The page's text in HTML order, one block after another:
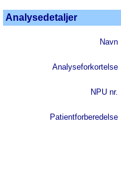
Analysedetaljer
Navn
Analyseforkortelse
NPU nr.
Patientforberedelse